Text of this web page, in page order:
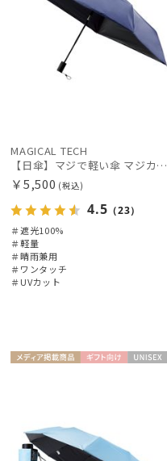
MAGICAL TECH
【日傘】マジで軽い傘 マジカルテックプロテクション(MAGICAL TECH PROTECTION) 50cm 晴雨兼用傘自動開閉折りたたみ日傘 一級遮光100% UV 軽量 機能性 人気
￥5,500 (税込)
4.5 （23）
＃遮光100%
＃軽量
＃晴雨兼用
＃ワンタッチ
＃UVカット